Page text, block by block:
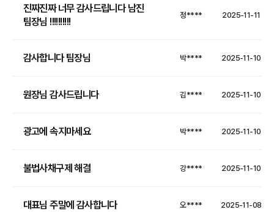
진짜진짜 너무 감사드립니다 남진
팀장님 !!!!!!!!!!
정**** 2025-11-11
감사합니다 팀장님 박**** 2025-11-10
원장님 감사드립니다 김**** 2025-11-10
광고에 속지마세요 박**** 2025-11-10
불법사채구제 해결 강**** 2025-11-10
대표님 주말에 감사합니다 오**** 2025-11-08